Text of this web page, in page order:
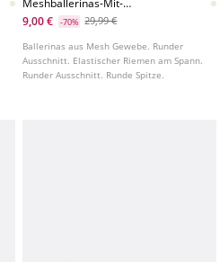
Meshballerinas-Mit-
Elastischem-Riemen
9,00 € -70% 29,99 €
Ballerinas aus Mesh Gewebe. Runder
Ausschnitt. Elastischer Riemen am Spann.
Runder Ausschnitt. Runde Spitze.